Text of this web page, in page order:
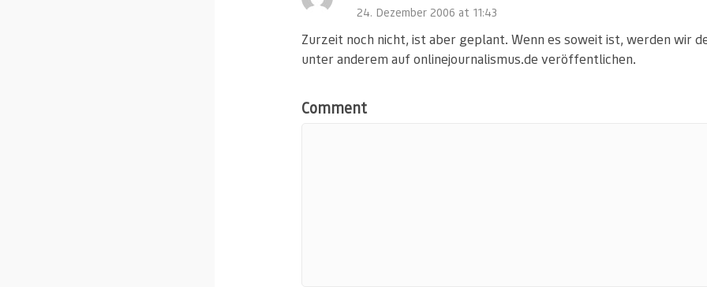
24. Dezember 2006 at 11:43
Zurzeit noch nicht, ist aber geplant. Wenn es soweit ist, werden wir
unter anderem auf onlinejournalismus.de veröffentlichen.
Comment